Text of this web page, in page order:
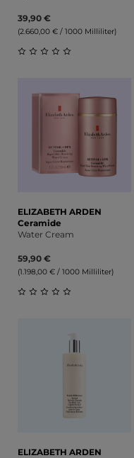
39,90 €
(2.660,00 € / 1000 Milliliter)
ELIZABETH ARDEN
Ceramide
Water Cream
59,90 €
(1.198,00 € / 1000 Milliliter)
ELIZABETH ARDEN